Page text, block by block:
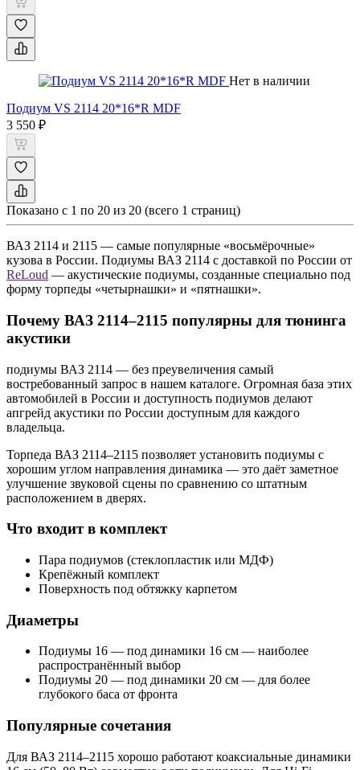
Нет в наличии
Подиум VS 2114 20*16*R MDF
3 550 ₽
Показано с 1 по 20 из 20 (всего 1 страниц)
ВАЗ 2114 и 2115 — самые популярные «восьмёрочные»
кузова в России. Подиумы ВАЗ 2114 с доставкой по России от
ReLoud — акустические подиумы, созданные специально под
форму торпеды «четырнашки» и «пятнашки».
Почему ВАЗ 2114–2115 популярны для тюнинга
акустики
подиумы ВАЗ 2114 — без преувеличения самый
востребованный запрос в нашем каталоге. Огромная база этих
автомобилей в России и доступность подиумов делают
апгрейд акустики по России доступным для каждого
владельца.
Торпеда ВАЗ 2114–2115 позволяет установить подиумы с
хорошим углом направления динамика — это даёт заметное
улучшение звуковой сцены по сравнению со штатным
расположением в дверях.
Что входит в комплект
Пара подиумов (стеклопластик или МДФ)
Крепёжный комплект
Поверхность под обтяжку карпетом
Диаметры
Подиумы 16 — под динамики 16 см — наиболее
распространённый выбор
Подиумы 20 — под динамики 20 см — для более
глубокого баса от фронта
Популярные сочетания
Для ВАЗ 2114–2115 хорошо работают коаксиальные динамики